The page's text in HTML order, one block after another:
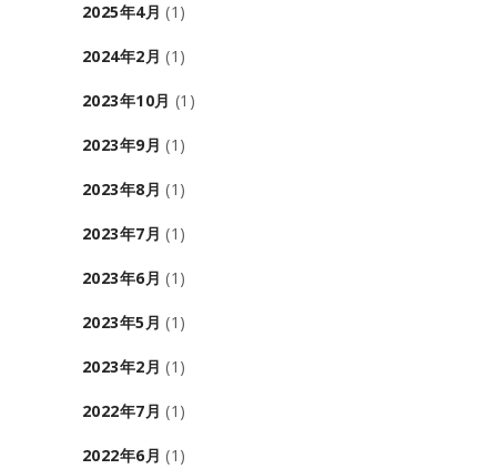
2025年4月 (1)
2024年2月 (1)
2023年10月 (1)
2023年9月 (1)
2023年8月 (1)
2023年7月 (1)
2023年6月 (1)
2023年5月 (1)
2023年2月 (1)
2022年7月 (1)
2022年6月 (1)